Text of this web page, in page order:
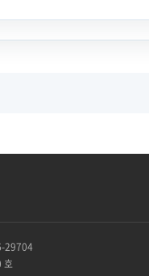
29704
호